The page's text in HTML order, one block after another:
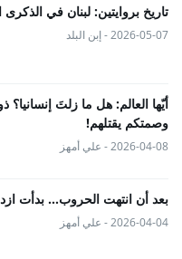
تاريخ بروايتين: لبنان في الذكرى
2026-05-07 - إبن البلد
أيّها العالم: هل ما زلتَ
وصمتكم يقتلهم!
2026-04-08 - علي أمهز
بعد أن انتهت الحروب… بدأت
2026-04-04 - علي أمهز